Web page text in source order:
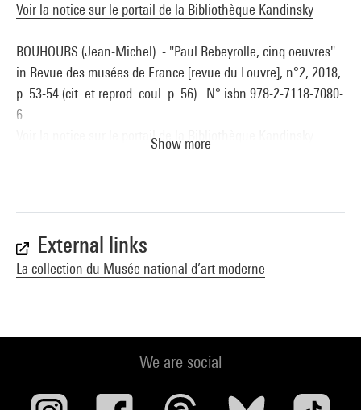
Voir la notice sur le portail de la Bibliothèque Kandinsky
BOUHOURS (Jean-Michel). - "Paul Rebeyrolle, cinq oeuvres"
in Revue des musées de France [revue du Louvre], n°2, 2018,
p. 53-54 (cit. et reprod. coul. p. 56) . N° isbn 978-2-7118-7080-
6
Voir la notice sur le portail de la Bibliothèque Kandinsky
Show more
External links
La collection du Musée national d’art moderne
We are social